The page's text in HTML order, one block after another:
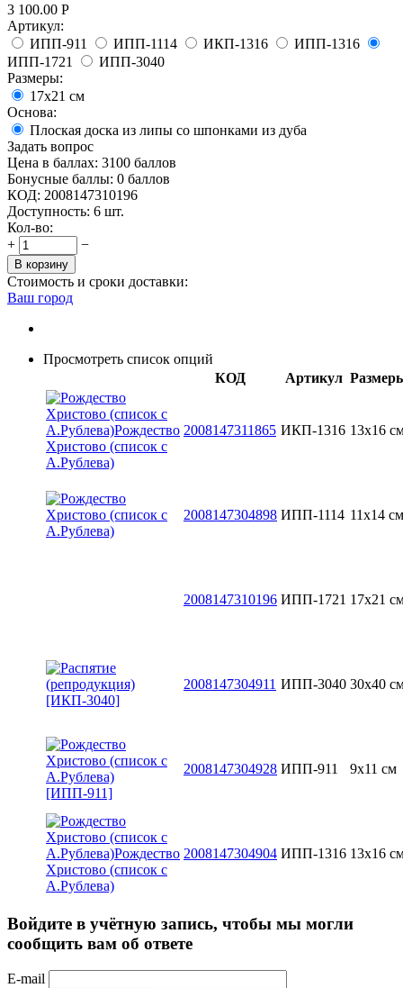
3 100.00 Р
Артикул:
ИПП-911
ИПП-1114 ИКП-1316
ИПП-1316
ИПП-1721
ИПП-3040
Размеры:
17х21 см
Основа:
Плоская доска из липы со шпонками из дуба
Задать вопрос
Цена в баллах: 3100 баллов
Бонусные баллы: 0 баллов
КОД: 2008147310196
Доступность: 6 шт.
Кол-во:
+
−
В корзину
Стоимость и сроки доставки:
Ваш город
Просмотреть список опций
КОД
Артикул
2008147311865 ИКП-1316 13x16
2008147304898 ИПП-1114 11х14 см
2008147310196 ИПП-1721 17х21
2008147304911 ИПП-3040 30x40
2008147304928 ИПП-911 9х11 см
2008147304904 ИПП-1316 13x16
Войдите в учётную запись, чтобы мы могли
сообщить вам об ответе
E-mail